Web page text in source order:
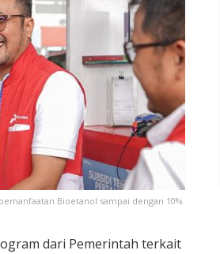
Bioetanol sampai dengan 10%.
dari Pemerintah terkait